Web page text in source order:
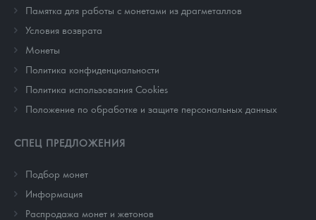
Памятка для работы с монетами из драгметаллов
Условия возврата
Монеты
Политика конфиденциальности
Политика использования Cookies
Положение по обработке и защите персональных данных
СПЕЦ ПРЕДЛОЖЕНИЯ
Подбор монет
Информация
Распродажа монет и жетонов